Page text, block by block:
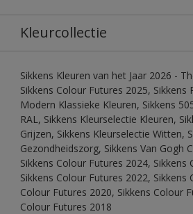
Kleurcollectie
Sikkens Kleuren van het Jaar 2026 -
Sikkens Colour Futures 2025, Sikkens
Modern Klassieke Kleuren, Sikkens
RAL, Sikkens Kleurselectie Kleuren,
Grijzen, Sikkens Kleurselectie Witten,
Gezondheidszorg, Sikkens Van Gogh
Sikkens Colour Futures 2024, Sikkens
Sikkens Colour Futures 2022, Sikkens
Colour Futures 2020, Sikkens Colour
Colour Futures 2018